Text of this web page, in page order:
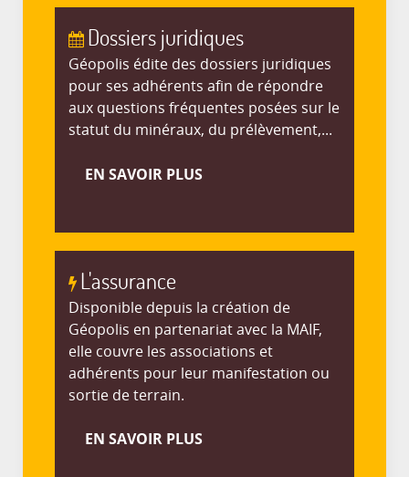
Dossiers juridiques
Géopolis édite des dossiers juridiques
pour ses adhérents afin de répondre
aux questions fréquentes posées sur le
statut du minéraux, du prélèvement,...
EN SAVOIR PLUS
L'assurance
Disponible depuis la création de
Géopolis en partenariat avec la MAIF,
elle couvre les associations et
adhérents pour leur manifestation ou
sortie de terrain.
EN SAVOIR PLUS